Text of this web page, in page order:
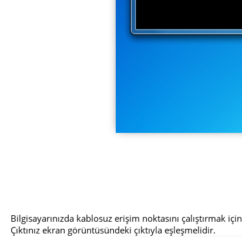
Bilgisayarınızda kablosuz erişim noktasını çalıştırmak için
Çıktınız ekran görüntüsündeki çıktıyla eşleşmelidir.